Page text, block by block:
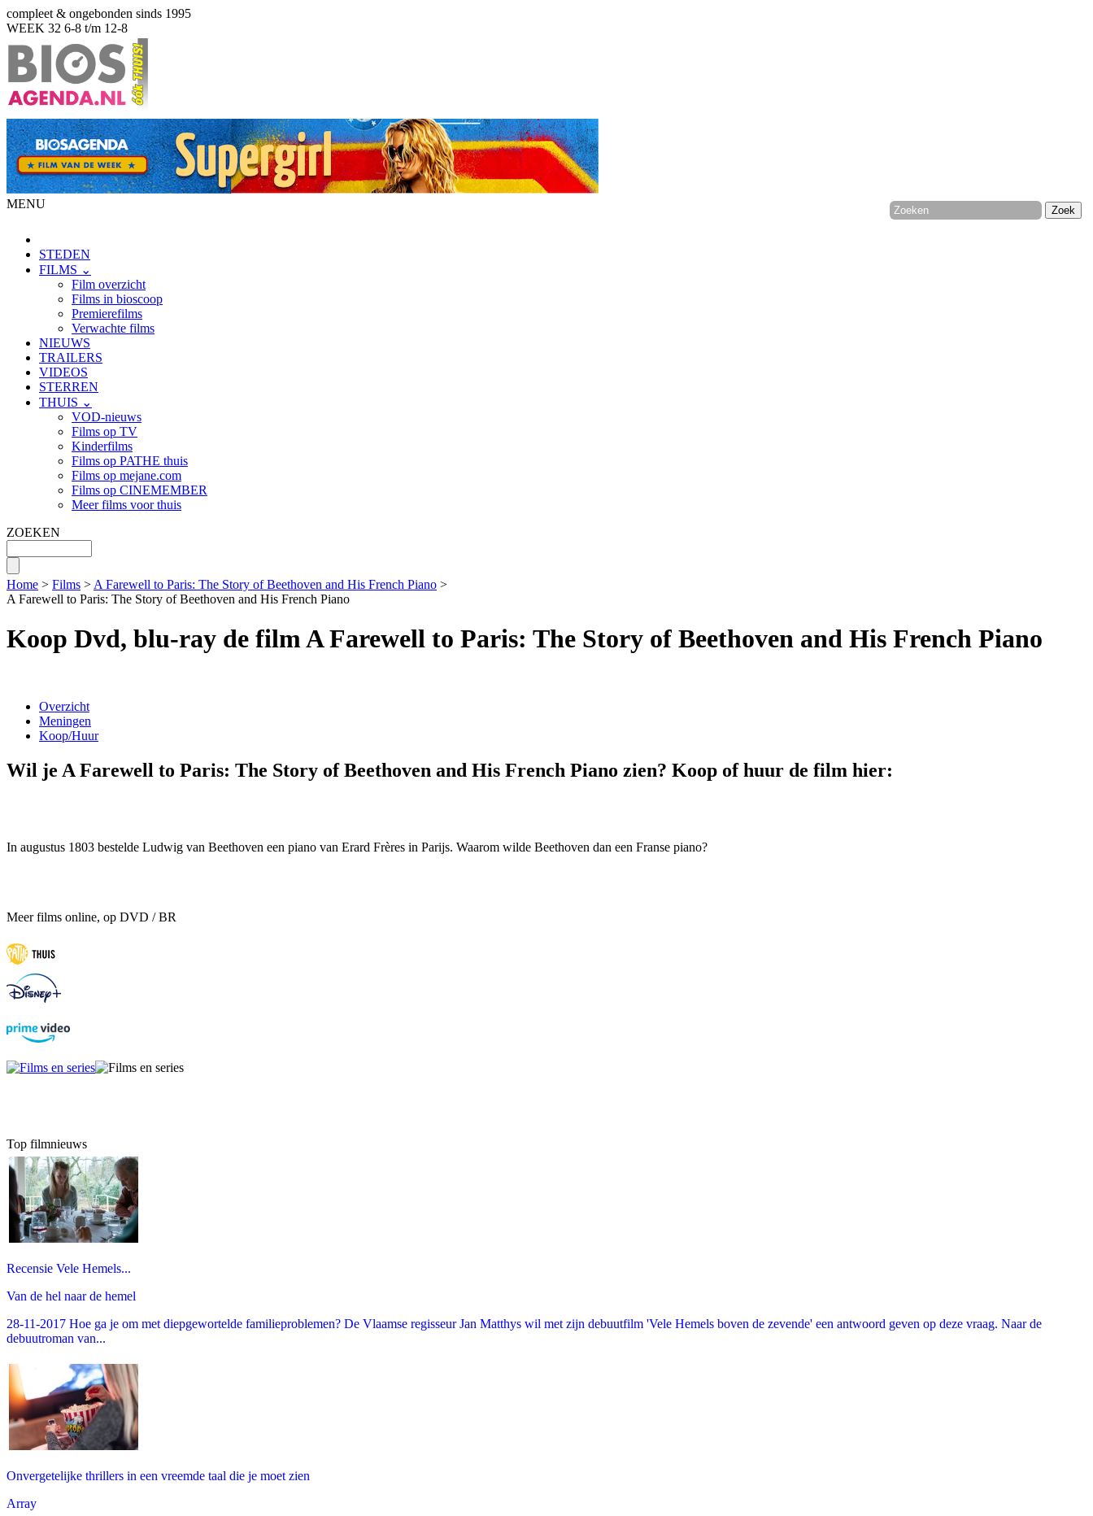
compleet & ongebonden sinds 1995
WEEK 32 6-8 t/m 12-8
MENU
STEDEN
FILMS ⌄
Film overzicht
Films in bioscoop
Premierefilms
Verwachte films
NIEUWS
TRAILERS
VIDEOS
STERREN
THUIS ⌄
VOD-nieuws
Films op TV
Kinderfilms
Films op PATHE thuis
Films op mejane.com
Films op CINEMEMBER
Meer films voor thuis
ZOEKEN
Home > Films > A Farewell to Paris: The Story of Beethoven and His French Piano >
A Farewell to Paris: The Story of Beethoven and His French Piano
Koop Dvd, blu-ray de film A Farewell to Paris: The Story of Beethoven and His French Piano
Overzicht
Meningen
Koop/Huur
Wil je A Farewell to Paris: The Story of Beethoven and His French Piano zien? Koop of huur de film hier:
In augustus 1803 bestelde Ludwig van Beethoven een piano van Erard Frères in Parijs. Waarom wilde Beethoven dan een Franse piano?
Meer films online, op DVD / BR
Top filmnieuws
Recensie Vele Hemels...
Van de hel naar de hemel
28-11-2017 Hoe ga je om met diepgewortelde familieproblemen? De Vlaamse regisseur Jan Matthys wil met zijn debuutfilm 'Vele Hemels boven de zevende' een antwoord geven op deze vraag. Naar de
debuutroman van...
Onvergetelijke thrillers in een vreemde taal die je moet zien
Array